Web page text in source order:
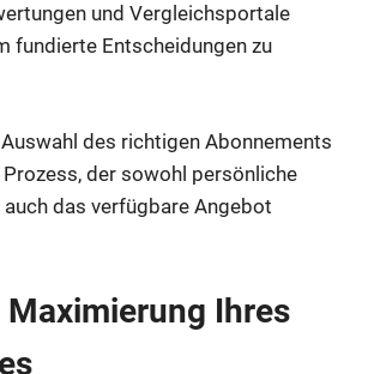
und Vergleichsportale
fundierte Entscheidungen zu
des richtigen Abonnements
der sowohl persönliche
das verfügbare Angebot
Ihres